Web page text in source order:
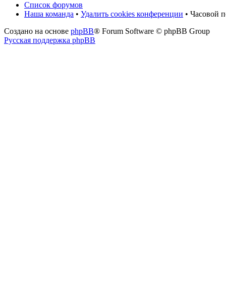
Список форумов
Наша команда • Удалить cookies конференции • Часовой
Создано на основе phpBB® Forum Software © phpBB Group
Русская поддержка phpBB